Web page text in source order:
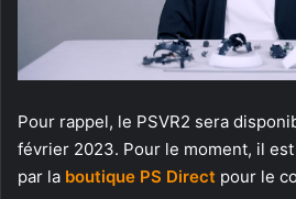
Pour rappel, le PSVR2 sera
février 2023. Pour le moment, il
par la boutique PS Direct pour le